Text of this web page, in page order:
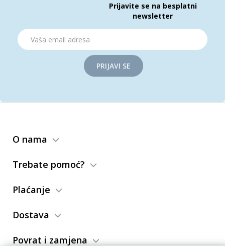
Prijavite se na besplatni
newsletter
PRIJAVI SE
O nama
Trebate pomoć?
Plaćanje
Dostava
Povrat i zamjena